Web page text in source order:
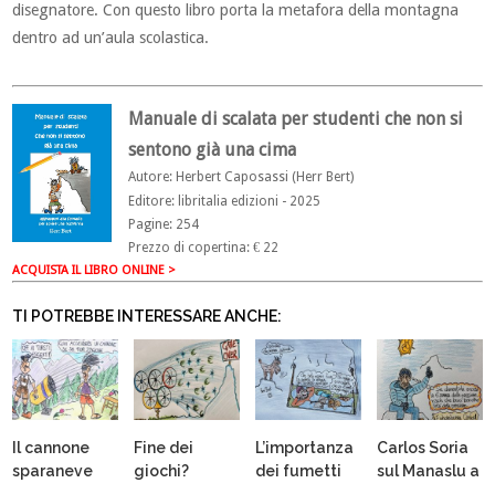
disegnatore. Con questo libro porta la metafora della montagna
dentro ad un’aula scolastica.
Manuale di scalata per studenti che non si
sentono già una cima
Autore: Herbert Caposassi (Herr Bert)
Editore: libritalia edizioni - 2025
Pagine: 254
Prezzo di copertina: € 22
ACQUISTA IL LIBRO ONLINE >
TI POTREBBE INTERESSARE ANCHE:
Il cannone
sparaneve
Fine dei
giochi?
L’importanza
dei fumetti
Carlos Soria
sul Manaslu a